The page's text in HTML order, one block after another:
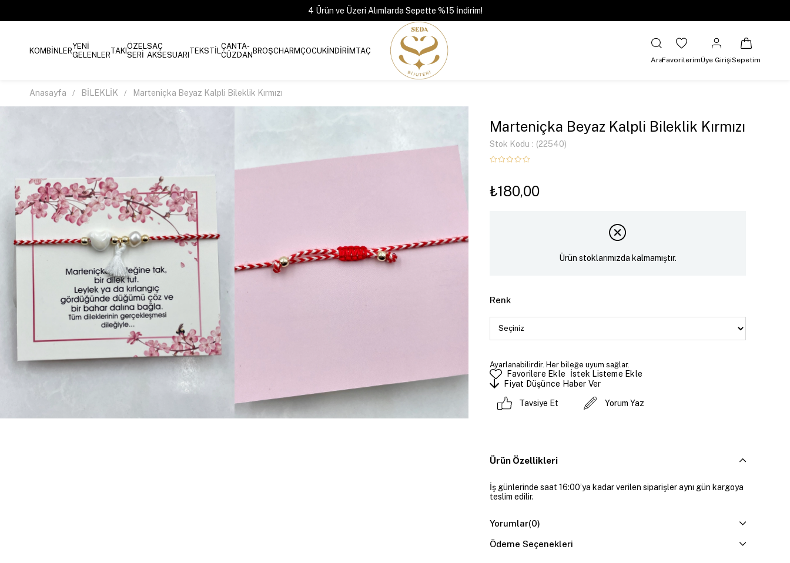
4 Ürün ve Üzeri Alımlarda Sepette %15 İndirim!
KOMBİNLERYENİ
GELENLERTAKIÖZEL
SERİ
SAÇ
AKSESUARI TEKSTİLÇANTA-
CÜZDANBROŞCHARMÇOCUKİNDİRİMTAÇ
AraFavorilerimÜye GirişiSepetim
Anasayfa BİLEKLİK Marteniçka Beyaz Kalpli Bileklik Kırmızı
Marteniçka Beyaz Kalpli Bileklik Kırmızı
Stok Kodu (22540)
₺180,00
Ürün stoklarımızda kalmamıştır.
Renk
Ayarlanabilirdir. Her bileğe uyum sağlar.
Favorilere Ekle
İstek Listeme Ekle
Fiyat Düşünce Haber Ver
Tavsiye Et Yorum Yaz
Ürün Özellikleri
İş günlerinde saat 16:00’ya kadar verilen siparişler aynı gün kargoya
teslim edilir.
Yorumlar(0)
Ödeme Seçenekleri